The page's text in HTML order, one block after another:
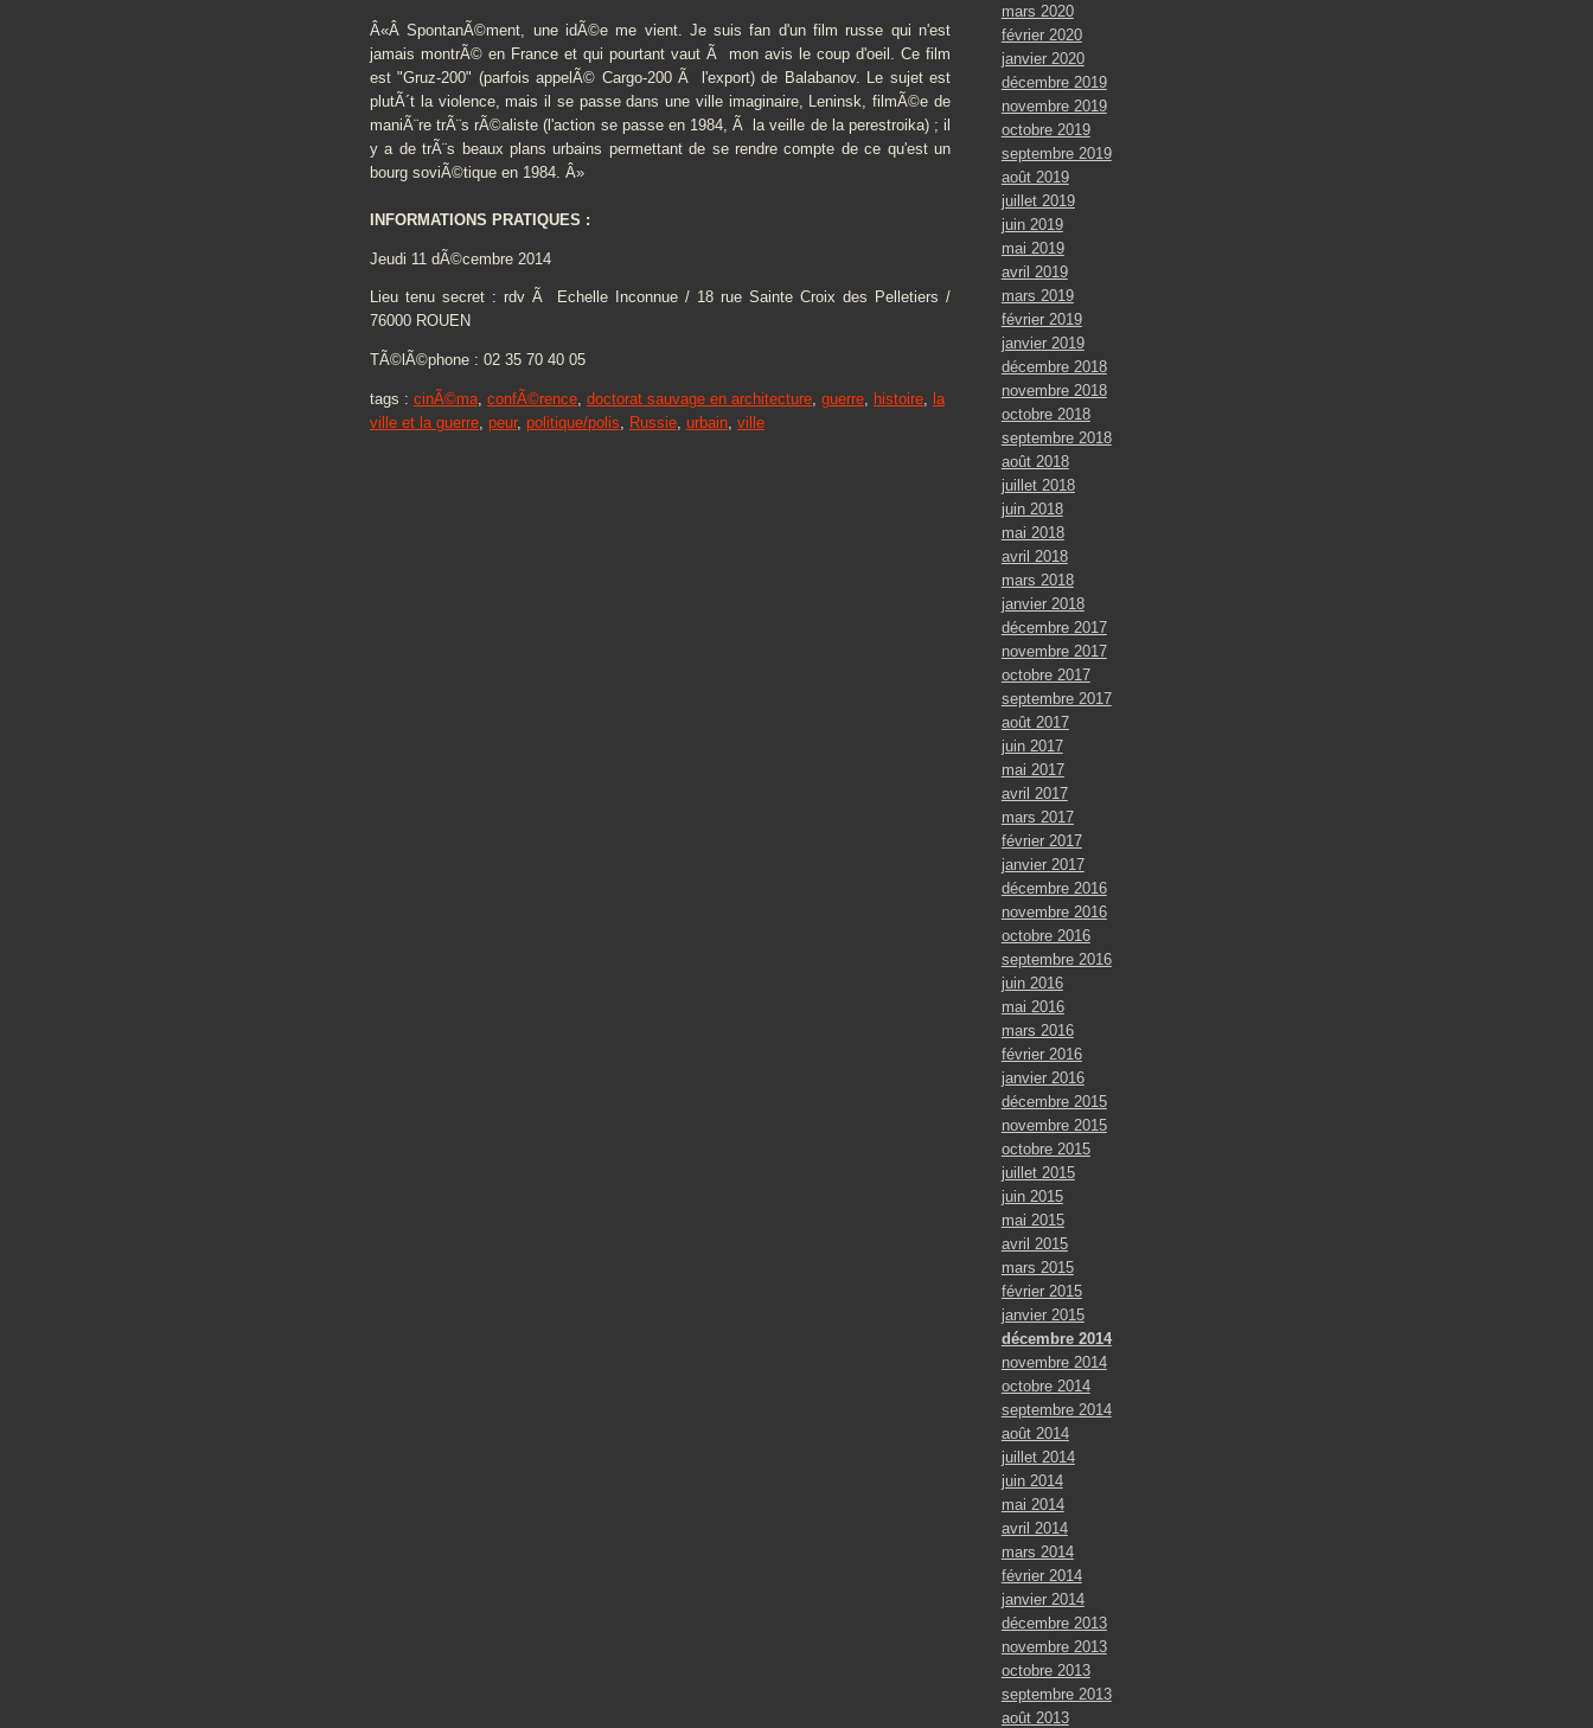
Â«Â SpontanÃ©ment, une idÃ©e me vient. Je suis fan d'un film russe qui n'est
jamais montrÃ© en France et qui pourtant vaut Ã mon avis le coup d'oeil. Ce film
est "Gruz-200" (parfois appelÃ© Cargo-200 Ã l'export) de Balabanov. Le sujet est
plutÃ´t la violence, mais il se passe dans une ville imaginaire, Leninsk, filmÃ©e de
maniÃ¨re trÃ¨s rÃ©aliste (l'action se passe en 1984, Ã la veille de la perestroika) ; il
y a de trÃ¨s beaux plans urbains permettant de se rendre compte de ce qu'est un
bourg soviÃ©tique en 1984. Â»
INFORMATIONS PRATIQUES :
Jeudi 11 dÃ©cembre 2014
Lieu tenu secret : rdv Ã Echelle Inconnue / 18 rue Sainte Croix des Pelletiers /
76000 ROUEN
TÃ©lÃ©phone : 02 35 70 40 05
tags : cinÃ©ma, confÃ©rence, doctorat sauvage en architecture, guerre, histoire, la
ville et la guerre, peur, politique/polis, Russie, urbain, ville
mars 2020
février 2020
janvier 2020
décembre 2019
novembre 2019
octobre 2019
septembre 2019
août 2019
juillet 2019
juin 2019
mai 2019
avril 2019
mars 2019
février 2019
janvier 2019
décembre 2018
novembre 2018
octobre 2018
septembre 2018
août 2018
juillet 2018
juin 2018
mai 2018
avril 2018
mars 2018
janvier 2018
décembre 2017
novembre 2017
octobre 2017
septembre 2017
août 2017
juin 2017
mai 2017
avril 2017
mars 2017
février 2017
janvier 2017
décembre 2016
novembre 2016
octobre 2016
septembre 2016
juin 2016
mai 2016
mars 2016
février 2016
janvier 2016
décembre 2015
novembre 2015
octobre 2015
juillet 2015
juin 2015
mai 2015
avril 2015
mars 2015
février 2015
janvier 2015
décembre 2014
novembre 2014
octobre 2014
septembre 2014
août 2014
juillet 2014
juin 2014
mai 2014
avril 2014
mars 2014
février 2014
janvier 2014
décembre 2013
novembre 2013
octobre 2013
septembre 2013
août 2013